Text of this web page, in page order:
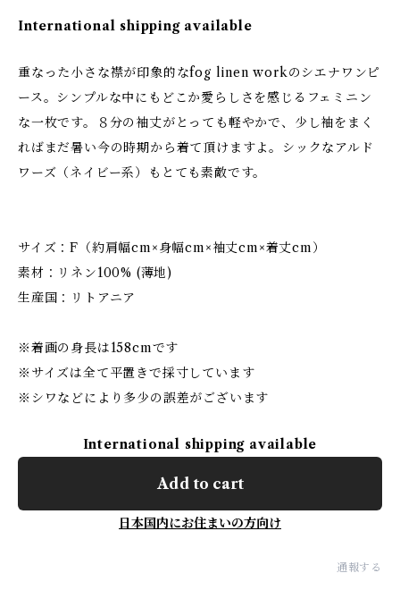
International shipping available
重なった小さな襟が印象的なfog linen workのシエナワンピ
ース。シンプルな中にもどこか愛らしさを感じるフェミニン
な一枚です。８分の袖丈がとっても軽やかで、少し袖をまく
ればまだ暑い今の時期から着て頂けますよ。シックなアルド
ワーズ（ネイビー系）もとても素敵です。
サイズ：F（約肩幅cm×身幅cm×袖丈cm×着丈cm）
素材：リネン100% (薄地)
生産国：リトアニア
※着画の身長は158cmです
※サイズは全て平置きで採寸しています
※シワなどにより多少の誤差がございます
International shipping available
Add to cart
日本国内にお住まいの方向け
通報する